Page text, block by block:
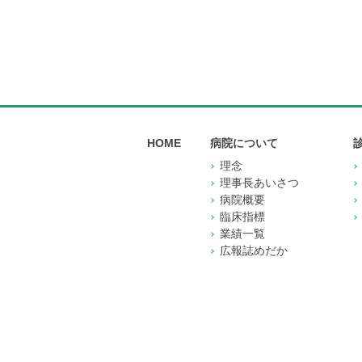
HOME
病院について
理念
理事長あいさつ
病院概要
臨床指標
業績一覧
広報誌めだか